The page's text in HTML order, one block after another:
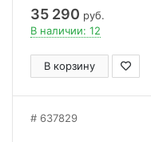
35 290 руб.
В наличии: 12
В корзину
637829